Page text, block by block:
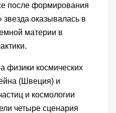
после формирования
звезда оказывалась в
материи в
физики космических
(Швеция) и
и космологии
четыре сценария